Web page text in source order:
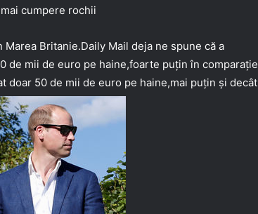
cumpere rochii
Britanie.Daily Mail deja ne spune că a
de mii de euro pe haine,foarte puțin în comparație
doar 50 de mii de euro pe haine,mai puțin și decât